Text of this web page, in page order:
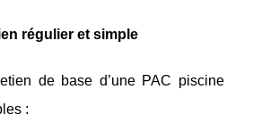
régulier et simple
de base d’une PAC piscine
: